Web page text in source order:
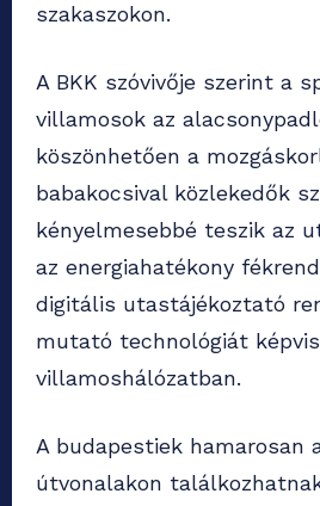
szakaszokon.
A BKK szóvivője szerint a
villamosok az
köszönhetően a
babakocsival közlekedők
kényelmesebbé teszik az
az energiahatékony
digitális utastájékoztató
mutató technológiát
villamoshálózatban.
A budapestiek hamarosan
útvonalakon